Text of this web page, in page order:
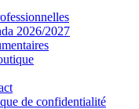
2026/2027
de confidentialité